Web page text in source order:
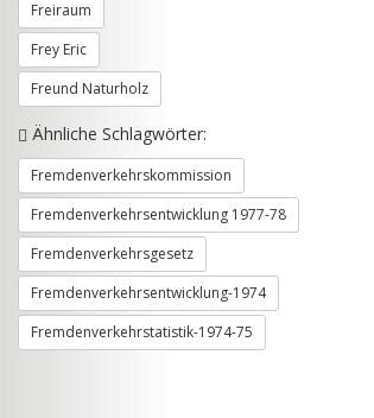
Freiraum
Frey Eric
Freund Naturholz
Ähnliche Schlagwörter:
Fremdenverkehrskommission
Fremdenverkehrsentwicklung 1977-78
Fremdenverkehrsgesetz
Fremdenverkehrsentwicklung-1974
Fremdenverkehrstatistik-1974-75